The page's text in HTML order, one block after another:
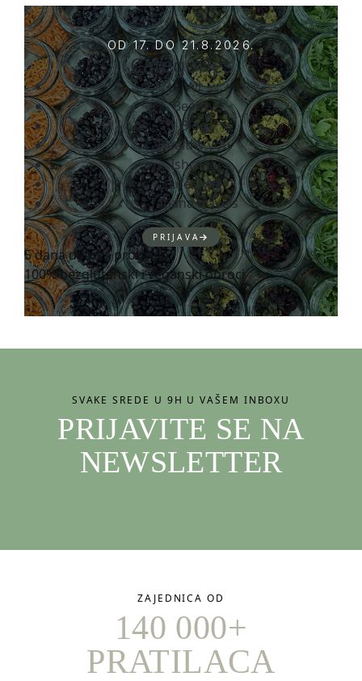
OD 17. DO 21.8.2026.
Categories
All
Beauty
Blog
Healthy you
Ishrana
Lifestyle
Tatjana travels
PRIJAVA
5 dana detoks program
100% bezglutenski i veganski obroci
SVAKE SREDE U 9H U VAŠEM INBOXU
PRIJAVITE SE NA
NEWSLETTER
ZAJEDNICA OD
140 000+
PRATILACA